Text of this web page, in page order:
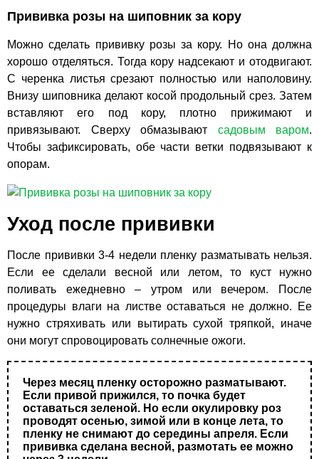
Прививка розы на шиповник за кору
Можно сделать прививку розы за кору. Но она должна
хорошо отделяться. Тогда кору надсекают и отодвигают.
С черенка листья срезают полностью или наполовину.
Внизу шиповника делают косой продольный срез. Затем
вставляют его под кору, плотно прижимают и
привязывают. Сверху обмазывают садовым варом.
Чтобы зафиксировать, обе части ветки подвязывают к
опорам.
Уход после прививки
После прививки 3-4 недели пленку разматывать нельзя.
Если ее сделали весной или летом, то куст нужно
поливать ежедневно – утром или вечером. После
процедуры влаги на листве оставаться не должно. Ее
нужно стряхивать или вытирать сухой тряпкой, иначе
они могут спровоцировать солнечные ожоги.
Через месяц пленку осторожно разматывают.
Если привой прижился, то почка будет
оставаться зеленой. Но если окулировку роз
проводят осенью, зимой или в конце лета, то
пленку не снимают до середины апреля. Если
прививка сделана весной, размотать ее можно